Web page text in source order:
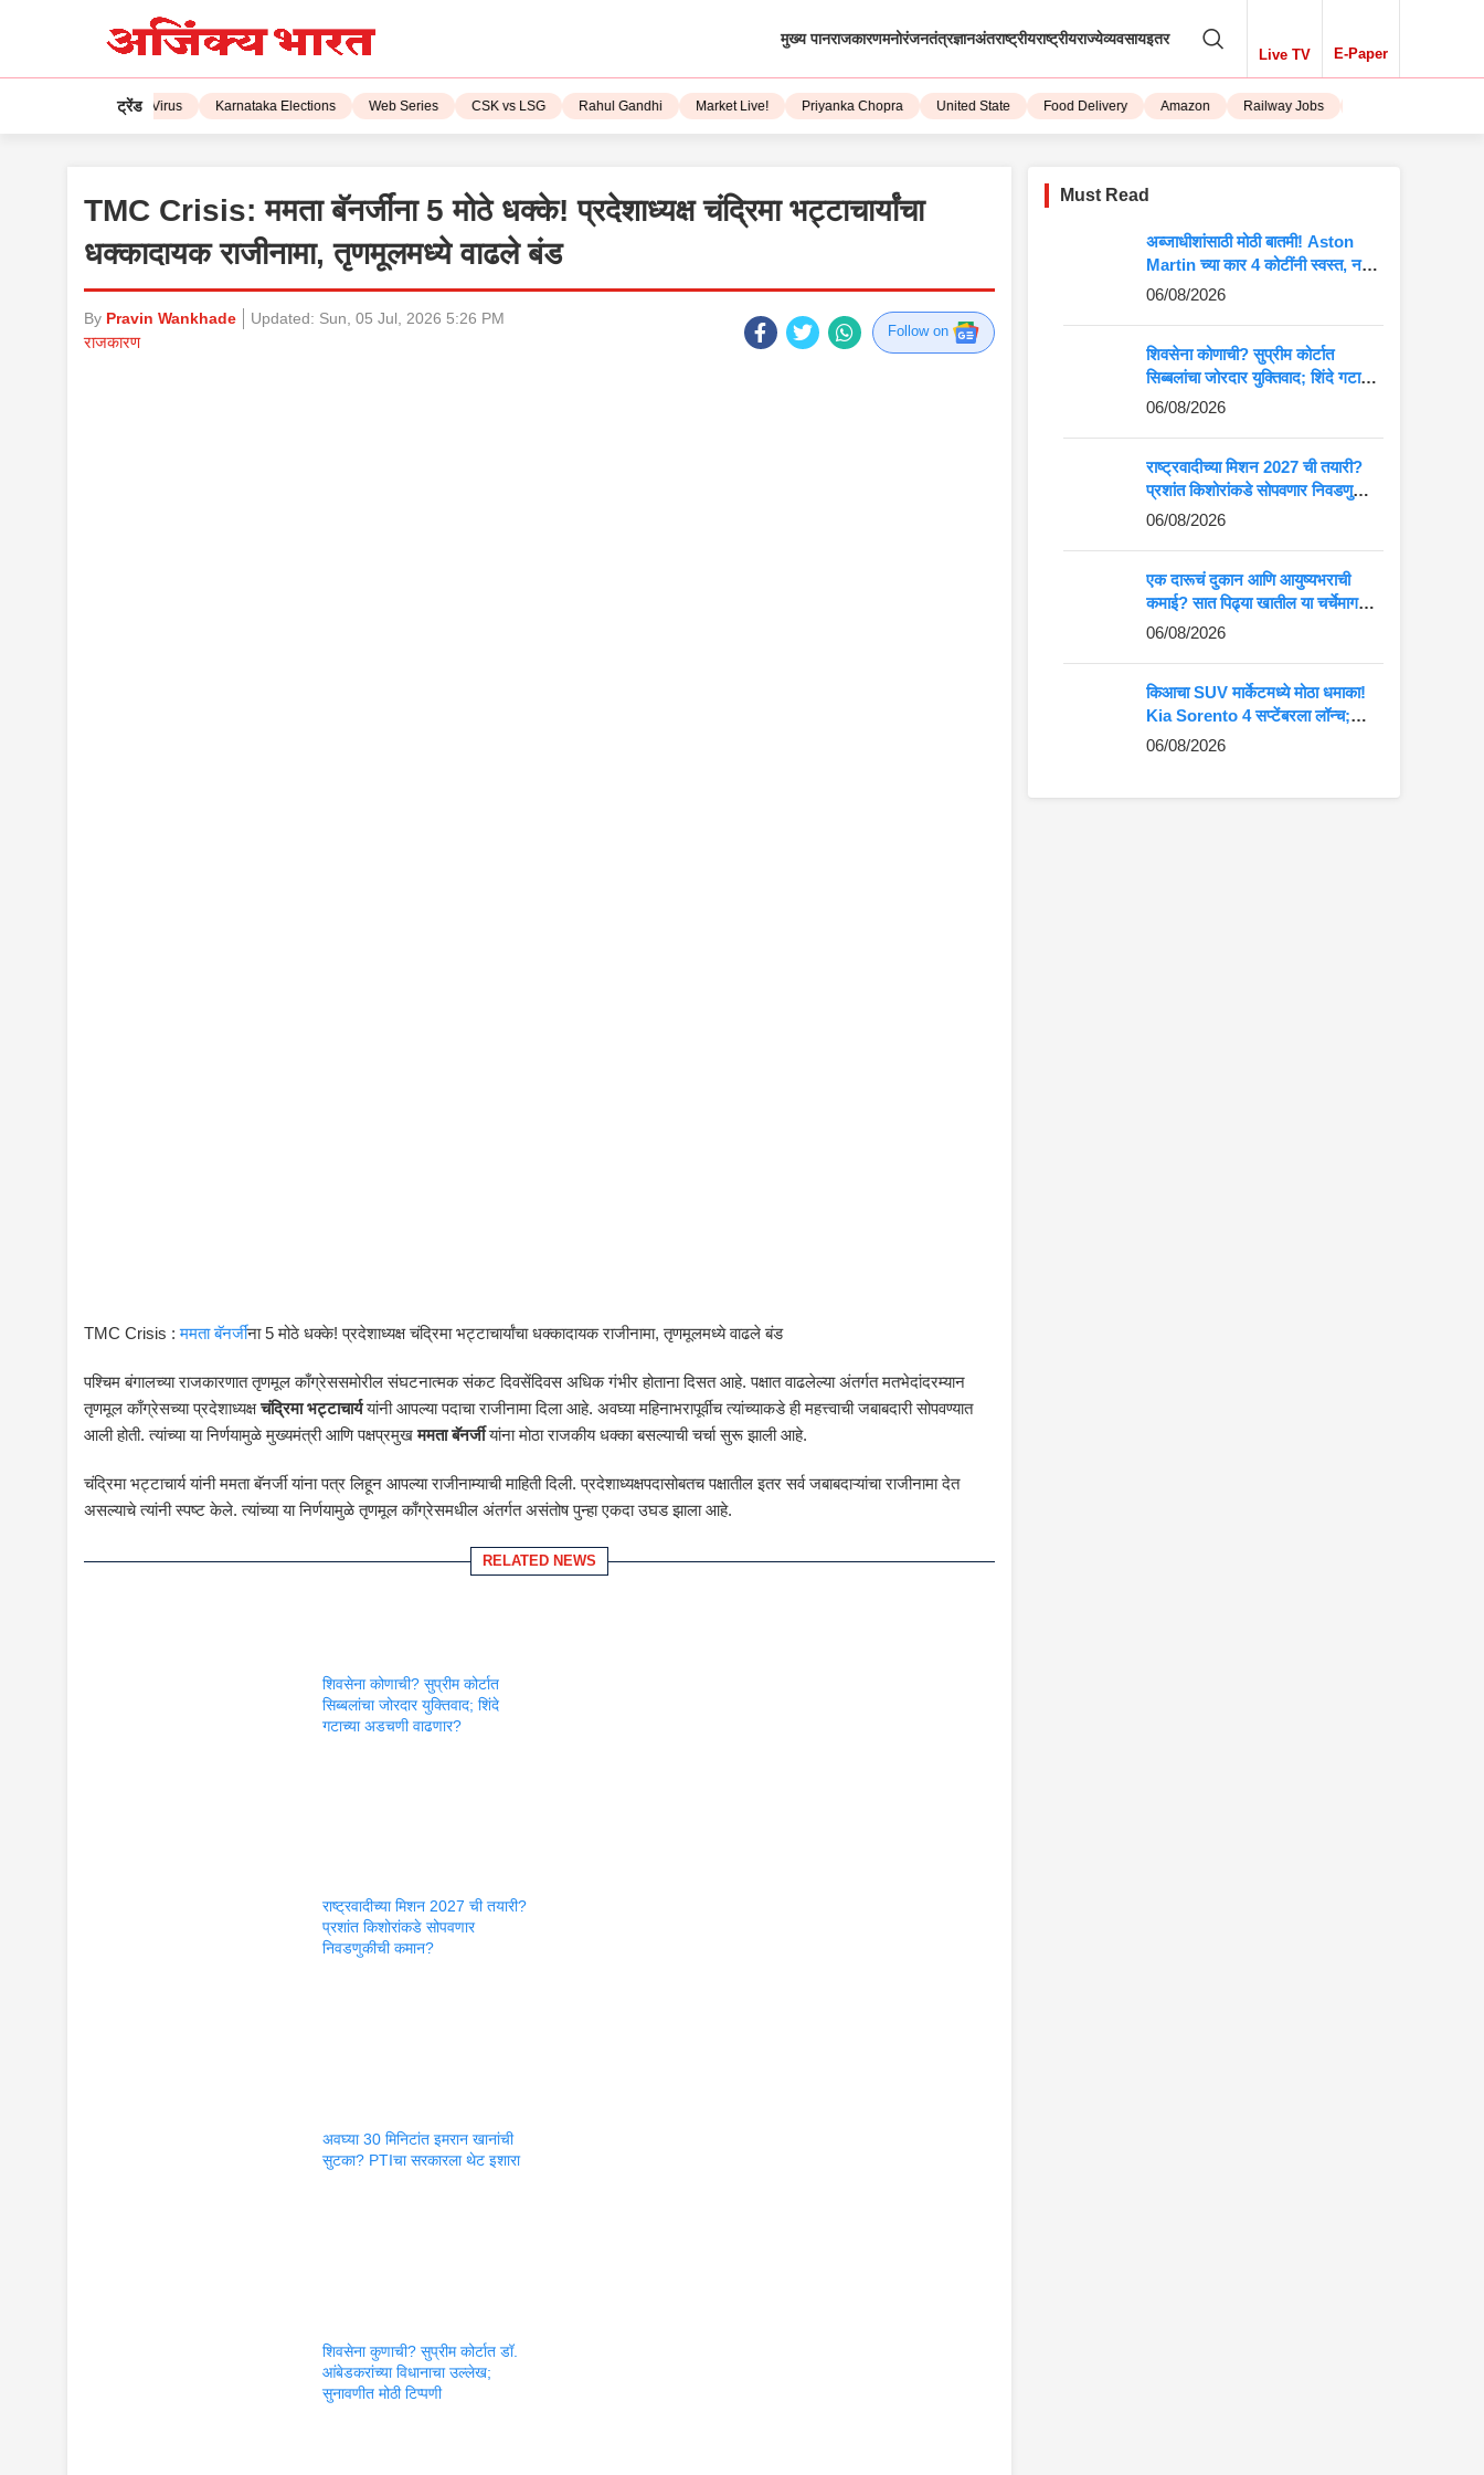
मुख्य पानराजकारणमनोरंजनतंत्रज्ञानअंतराष्ट्रीयराष्ट्रीयराज्येव्यवसायइतर
Live TV E-Paper
ट्रेंड
Corona Virus Karnataka Elections Web Series CSK vs LSG Rahul Gandhi Market Live! Priyanka Chopra United State Food Delivery Amazon Railway Jobs iPhone 15
TMC Crisis: ममता बॅनर्जींना 5 मोठे धक्के! प्रदेशाध्यक्ष चंद्रिमा भट्टाचार्यांचा
धक्कादायक राजीनामा, तृणमूलमध्ये वाढले बंड
By Pravin Wankhade Updated: Sun, 05 Jul, 2026 5:26 PM
राजकारण
Follow on
TMC Crisis :ममता बॅनर्जींना 5 मोठे धक्के! प्रदेशाध्यक्ष चंद्रिमा भट्टाचार्यांचा धक्कादायक राजीनामा, तृणमूलमध्ये वाढले बंड
पश्चिम बंगालच्या राजकारणात तृणमूल काँग्रेससमोरील संघटनात्मक संकट दिवसेंदिवस अधिक गंभीर होताना दिसत आहे. पक्षात वाढलेल्या अंतर्गत मतभेदांदरम्यान
तृणमूल काँग्रेसच्या प्रदेशाध्यक्षचंद्रिमा भट्टाचार्ययांनी आपल्या पदाचा राजीनामा दिला आहे. अवघ्या महिनाभरापूर्वीच त्यांच्याकडे ही महत्त्वाची जबाबदारी सोपवण्यात
आली होती. त्यांच्या या निर्णयामुळे मुख्यमंत्री आणि पक्षप्रमुखममता बॅनर्जीयांना मोठा राजकीय धक्का बसल्याची चर्चा सुरू झाली आहे.
चंद्रिमा भट्टाचार्य यांनी ममता बॅनर्जी यांना पत्र लिहून आपल्या राजीनाम्याची माहिती दिली. प्रदेशाध्यक्षपदासोबतच पक्षातील इतर सर्व जबाबदाऱ्यांचा राजीनामा देत
असल्याचे त्यांनी स्पष्ट केले. त्यांच्या या निर्णयामुळे तृणमूल काँग्रेसमधील अंतर्गत असंतोष पुन्हा एकदा उघड झाला आहे.
RELATED NEWS
शिवसेना कोणाची? सुप्रीम कोर्टात
सिब्बलांचा जोरदार युक्तिवाद; शिंदे
गटाच्या अडचणी वाढणार?
राष्ट्रवादीच्या मिशन 2027 ची तयारी?
प्रशांत किशोरांकडे सोपवणार
निवडणुकीची कमान?
अवघ्या 30 मिनिटांत इमरान खानांची
सुटका? PTIचा सरकारला थेट इशारा
शिवसेना कुणाची? सुप्रीम कोर्टात डॉ.
आंबेडकरांच्या विधानाचा उल्लेख;
सुनावणीत मोठी टिप्पणी
Must Read
अब्जाधीशांसाठी मोठी बातमी! Aston
Martin च्या कार 4 कोटींनी स्वस्त, नवीन
किंमत पाहून बसेल धक्का
06/08/2026
शिवसेना कोणाची? सुप्रीम कोर्टात
सिब्बलांचा जोरदार युक्तिवाद; शिंदे गटाच्या
अडचणी वाढणार?
06/08/2026
राष्ट्रवादीच्या मिशन 2027 ची तयारी?
प्रशांत किशोरांकडे सोपवणार निवडणुकीची
कमान?
06/08/2026
एक दारूचं दुकान आणि आयुष्यभराची
कमाई? सात पिढ्या खातील या चर्चेमागचं
खरं गणित जाणून घ्या
06/08/2026
किआचा SUV मार्केटमध्ये मोठा धमाका!
Kia Sorento 4 सप्टेंबरला लॉन्च;
Fortuner-Kodiaq ला देणार थेट
06/08/2026